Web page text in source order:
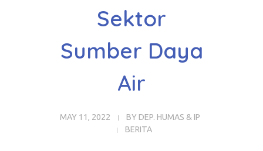
Sektor
Sumber Daya
Air
MAY 11, 2022 BY DEP. HUMAS & IP
BERITA